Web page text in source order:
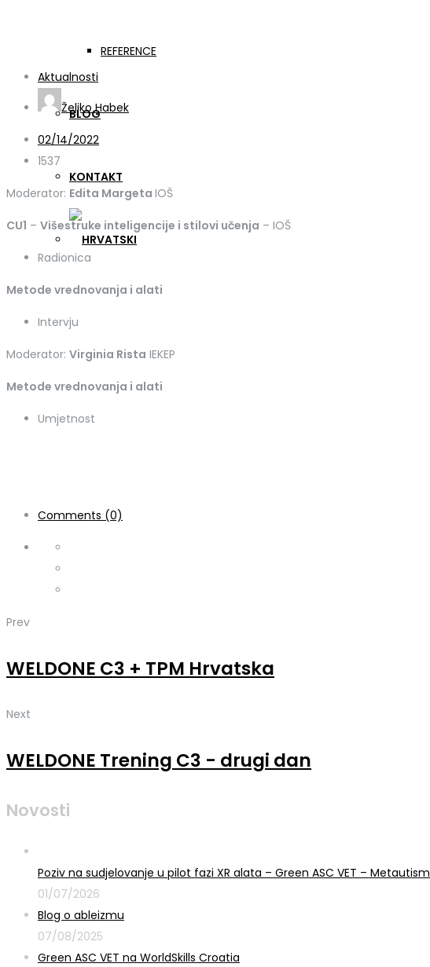
REFERENCE
BLOG
KONTAKT
Aktualnosti
Željko Habek
02/14/2022
1537
Moderator: Edita Margeta IOŠ
CU1 – Višestruke inteligencije i stilovi učenja – IOŠ
Radionica
Metode vrednovanja i alati
Intervju
Moderator: Virginia Rista IEKEP
Metode vrednovanja i alati
Umjetnost
Comments (0)
Prev
WELDONE C3 + TPM Hrvatska
Next
WELDONE Trening C3 - drugi dan
Novosti
Poziv na sudjelovanje u pilot fazi XR alata – Green ASC VET – Metautism
01/07/2026
Blog o ableizmu
07/08/2025
Green ASC VET na WorldSkills Croatia